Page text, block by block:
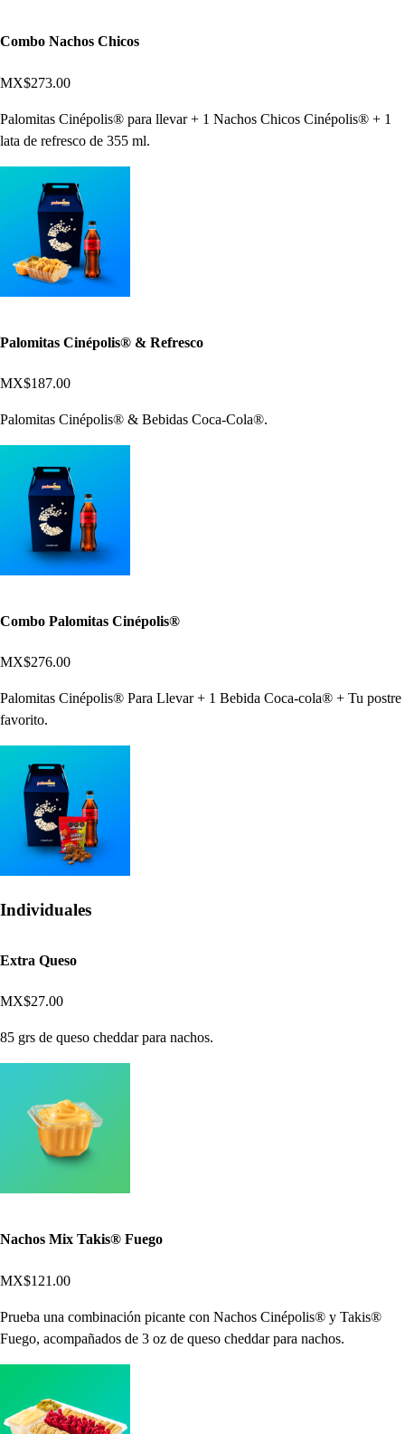
Combo Nachos Chicos
MX$273.00
Palomitas Cinépolis® para llevar + 1 Nachos Chicos Cinépolis® + 1
lata de refresco de 355 ml.
Palomitas Cinépolis® & Refresco
MX$187.00
Palomitas Cinépolis® & Bebidas Coca-Cola®.
Combo Palomitas Cinépolis®
MX$276.00
Palomitas Cinépolis® Para Llevar + 1 Bebida Coca-cola® + Tu postre
favorito.
Individuales
Extra Queso
MX$27.00
85 grs de queso cheddar para nachos.
Nachos Mix Takis® Fuego
MX$121.00
Prueba una combinación picante con Nachos Cinépolis® y Takis®
Fuego, acompañados de 3 oz de queso cheddar para nachos.